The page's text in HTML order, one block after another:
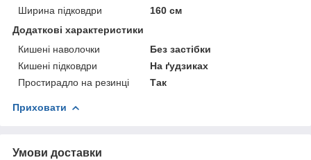
Ширина підковдри
160 см
Додаткові характеристики
Кишені наволочки
Без застібки
Кишені підковдри
На ґудзиках
Простирадло на резинці
Так
Приховати
Умови доставки